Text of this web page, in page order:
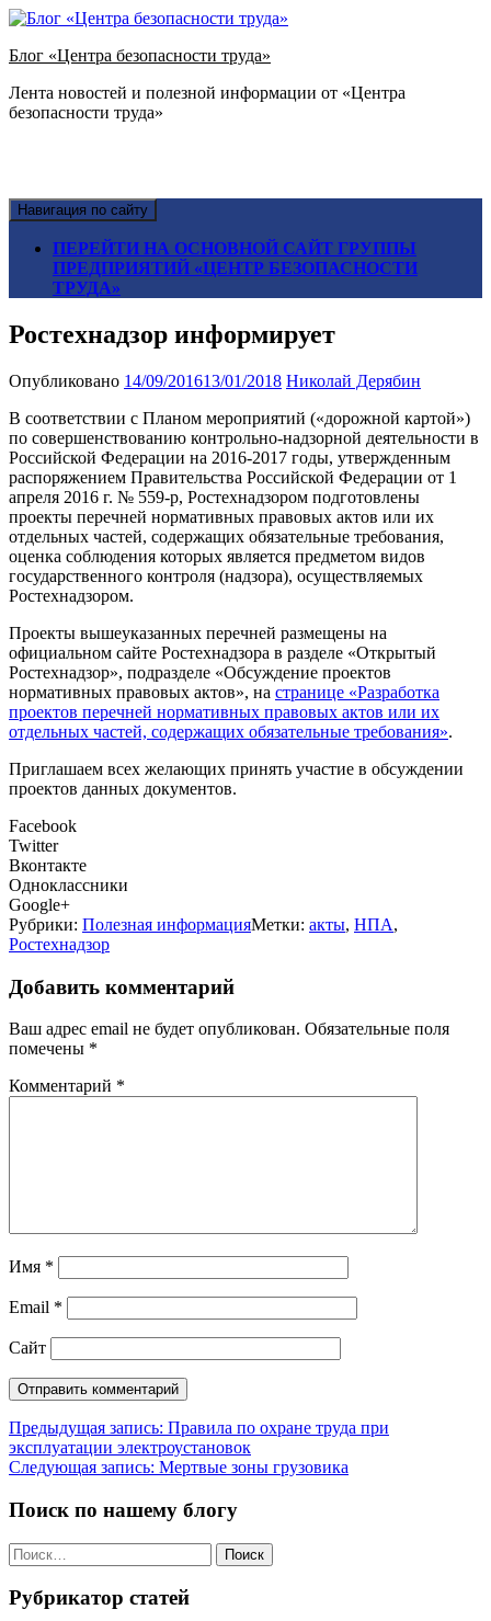
Блог «Центра безопасности труда»
Лента новостей и полезной информации от «Центра
безопасности труда»
Навигация по сайту
ПЕРЕЙТИ НА ОСНОВНОЙ САЙТ ГРУППЫ
ПРЕДПРИЯТИЙ «ЦЕНТР БЕЗОПАСНОСТИ
ТРУДА»
Ростехнадзор информирует
Опубликовано 14/09/201613/01/2018 Николай Дерябин
В соответствии с Планом мероприятий («дорожной картой»)
по совершенствованию контрольно-надзорной деятельности в
Российской Федерации на 2016-2017 годы, утвержденным
распоряжением Правительства Российской Федерации от 1
апреля 2016 г. № 559-р, Ростехнадзором подготовлены
проекты перечней нормативных правовых актов или их
отдельных частей, содержащих обязательные требования,
оценка соблюдения которых является предметом видов
государственного контроля (надзора), осуществляемых
Ростехнадзором.
Проекты вышеуказанных перечней размещены на
официальном сайте Ростехнадзора в разделе «Открытый
Ростехнадзор», подразделе «Обсуждение проектов
нормативных правовых актов», на странице «Разработка
проектов перечней нормативных правовых актов или их
отдельных частей, содержащих обязательные требования».
Приглашаем всех желающих принять участие в обсуждении
проектов данных документов.
Facebook
Twitter
Вконтакте
Одноклассники
Google+
Рубрики: Полезная информацияМетки: акты, НПА,
Ростехнадзор
Добавить комментарий
Ваш адрес email не будет опубликован. Обязательные поля
помечены *
Комментарий *
Имя *
Email *
Сайт
Навигация
по
Предыдущая запись: Правила по охране труда при
эксплуатации электроустановок
Следующая запись: Мертвые зоны грузовика
Поиск по нашему блогу
Найти:
Рубрикатор статей